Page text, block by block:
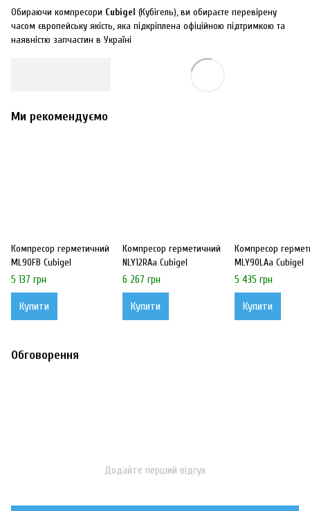
Обираючи компресори Cubigel (Кубігель), ви обираєте перевірену
часом європейську якість, яка підкріплена офіційною підтримкою та
наявністю запчастин в Україні
Ми рекомендуємо
Компресор герметичний
ML90FB Cubigel
5 137 грн
Купити
Компресор герметичний
NLY12RAa Cubigel
6 267 грн
Купити
Компресор
MLY90LAa Cubigel
5 435 грн
Купити
Обговорення
Додайте перший відгук